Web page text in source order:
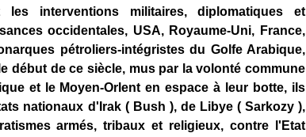
interventions militaires, diplomatiques et
occidentales, USA, Royaume-Uni, France,
pétroliers-intégristes du Golfe Arabique,
début de ce siècle, mus par la volonté commune
et le Moyen-Orlent en espace à leur botte, ils
nationaux d'Irak ( Bush ), de Libye ( Sarkozy ),
armés, tribaux et religieux, contre l'Etat